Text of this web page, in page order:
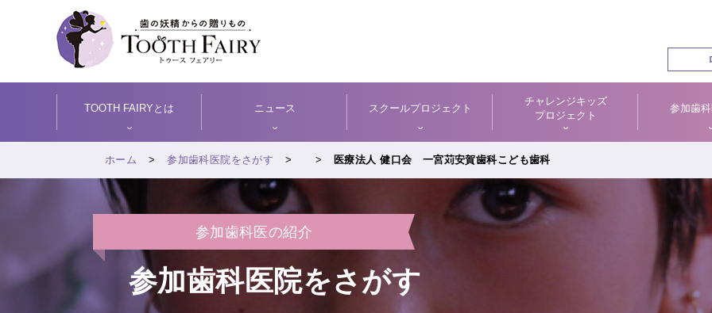
TOOTH FAIRYとは ニュース スクールプロジェクト
チャレンジキッズ
プロジェクト
参加歯
ホーム 参加歯科医院をさがす 医療法人 健口会 一宮苅安賀歯科こども歯科
参加歯科医の紹介
参加歯科医院をさがす